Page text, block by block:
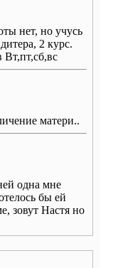
нет, но учусь
2 курс.
Вт,пт,сб,вс
матери..
одна мне
бы ей
зовут Настя но